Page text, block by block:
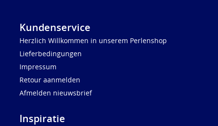
Kundenservice
Herzlich Willkommen in unserem Perlenshop
Lieferbedingungen
Impressum
Retour aanmelden
Afmelden nieuwsbrief
Inspiratie